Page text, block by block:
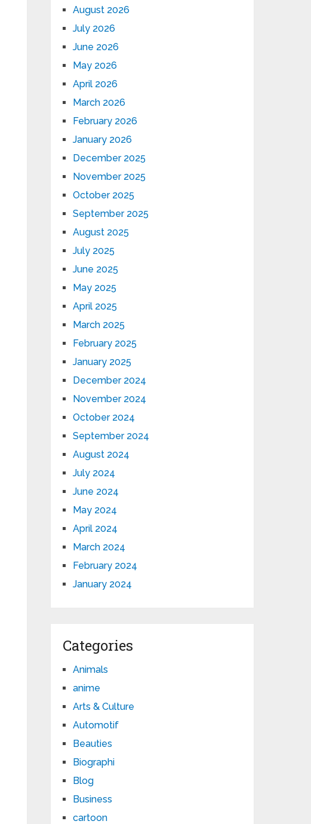
August 2026
July 2026
June 2026
May 2026
April 2026
March 2026
February 2026
January 2026
December 2025
November 2025
October 2025
September 2025
August 2025
July 2025
June 2025
May 2025
April 2025
March 2025
February 2025
January 2025
December 2024
November 2024
October 2024
September 2024
August 2024
July 2024
June 2024
May 2024
April 2024
March 2024
February 2024
January 2024
Categories
Animals
anime
Arts & Culture
Automotif
Beauties
Biographi
Blog
Business
cartoon